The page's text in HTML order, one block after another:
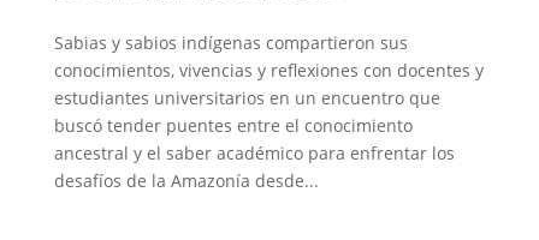
Sabias y sabios indígenas compartieron sus
conocimientos, vivencias y reflexiones con docentes y
estudiantes universitarios en un encuentro que
buscó tender puentes entre el conocimiento
ancestral y el saber académico para enfrentar los
desafíos de la Amazonía desde...